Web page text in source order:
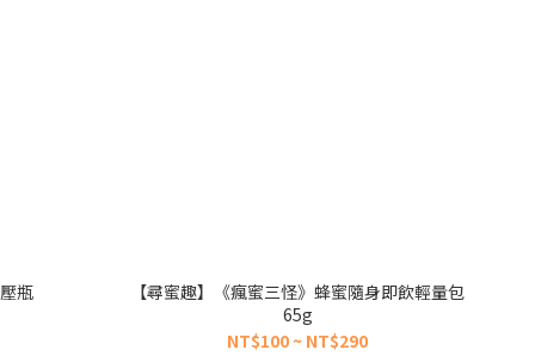
瓶
【尋蜜趣】《瘋蜜三怪》蜂蜜隨身即飲輕量包
65g
NT$100 ~ NT$290